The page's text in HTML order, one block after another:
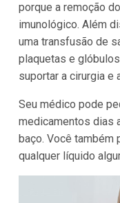
porque a remoção
imunológico. Além
uma transfusão de
plaquetas e
suportar a cirurgia e
Seu médico pode
medicamentos dias
baço. Você também
qualquer líquido